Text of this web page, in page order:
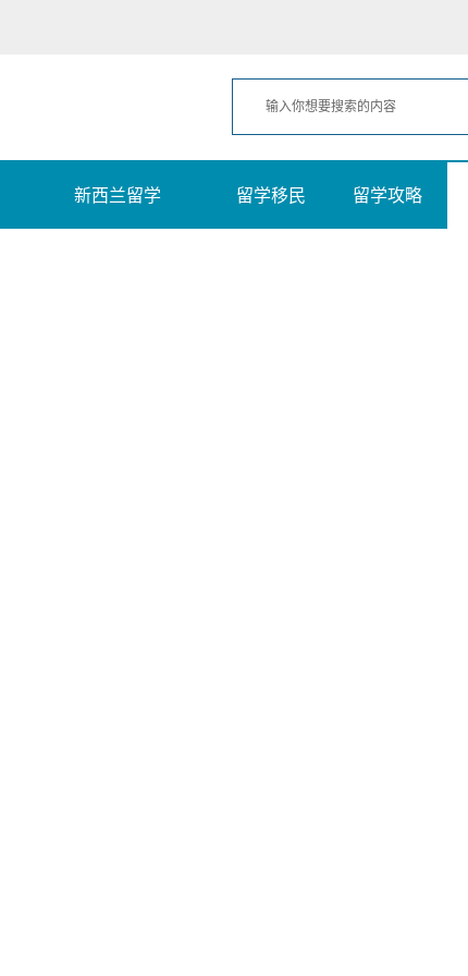
新西兰留学 留学移民 留学攻略